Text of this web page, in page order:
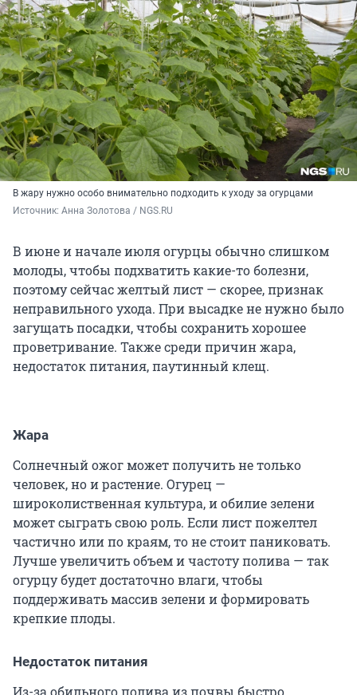
В жару нужно особо внимательно подходить к уходу за огурцами
Источник: Анна Золотова / NGS.RU
В июне и начале июля огурцы обычно слишком
молоды, чтобы подхватить какие-то болезни,
поэтому сейчас желтый лист — скорее, признак
неправильного ухода. При высадке не нужно было
загущать посадки, чтобы сохранить хорошее
проветривание. Также среди причин жара,
недостаток питания, паутинный клещ.
Жара
Солнечный ожог может получить не только
человек, но и растение. Огурец —
широколиственная культура, и обилие зелени
может сыграть свою роль. Если лист пожелтел
частично или по краям, то не стоит паниковать.
Лучше увеличить объем и частоту полива — так
огурцу будет достаточно влаги, чтобы
поддерживать массив зелени и формировать
крепкие плоды.
Недостаток питания
Из-за обильного полива из почвы быстро